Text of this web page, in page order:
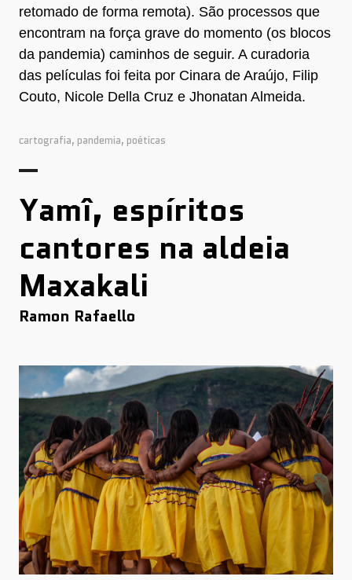
retomado de forma remota). São processos que
encontram na força grave do momento (os blocos
da pandemia) caminhos de seguir. A curadoria
das películas foi feita por Cinara de Araújo, Filip
Couto, Nicole Della Cruz e Jhonatan Almeida.
cartografia, pandemia, poéticas
Yamî, espíritos
cantores na aldeia
Maxakali
Ramon Rafaello